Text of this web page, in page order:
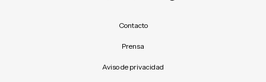
Contacto
Prensa
Aviso de privacidad